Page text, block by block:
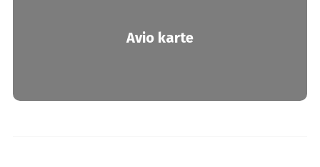
Avio karte